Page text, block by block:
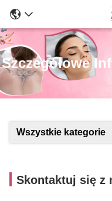
Szczegółowe
Wszystkie kategorie
Skontaktuj się z